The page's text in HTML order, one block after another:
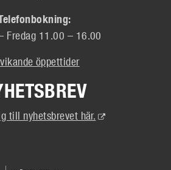
Fredag 11.00 – 16.00
öppettider
till nyhetsbrevet här. (Extern